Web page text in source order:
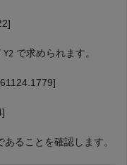
2]
Y2 で求められます。
611 24. 1779]
]
あることを確認します。